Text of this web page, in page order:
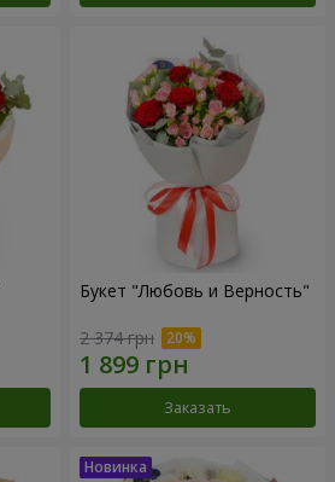
Букет "Любовь и Верность"
2 374 грн
Заказать